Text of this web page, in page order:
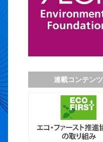
連載コンテンツ